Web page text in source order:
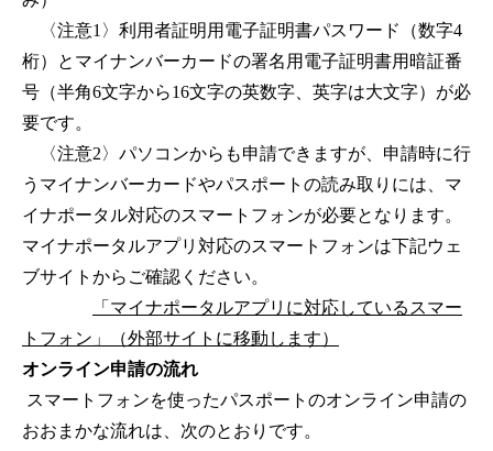
〈注意1〉利用者証明用電子証明書パスワード（数字4
桁）とマイナンバーカードの署名用電子証明書用暗証番
号（半角6文字から16文字の英数字、英字は大文字）が必
要です。
〈注意2〉パソコンからも申請できますが、申請時に行
うマイナンバーカードやパスポートの読み取りには、マ
イナポータル対応のスマートフォンが必要となります。
マイナポータルアプリ対応のスマートフォンは下記ウェ
ブサイトからご確認ください。
「マイナポータルアプリに対応しているスマー
トフォン」（外部サイトに移動します）
オンライン申請の流れ
スマートフォンを使ったパスポートのオンライン申請の
おおまかな流れは、次のとおりです。